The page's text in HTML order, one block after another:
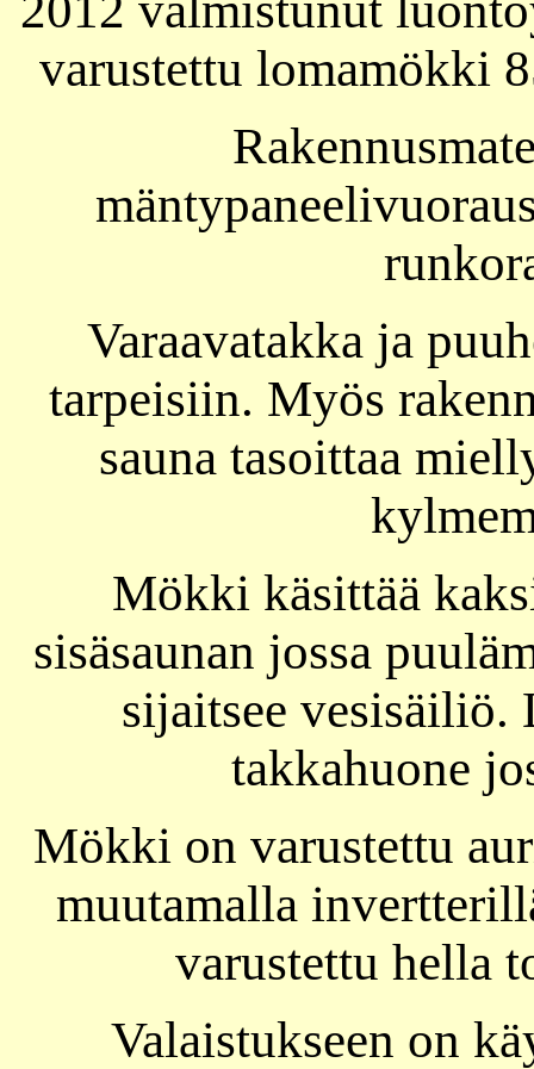
varustettu lomamökki
Varaavatakka ja
tarpeisiin. Myös
sauna tasoittaa
Mökki käsittää
sisäsaunan jossa
sijaitsee vesisäiliö.
takkahuone
Mökki on varustettu
muutamalla
varustettu hella
Valaistukseen on